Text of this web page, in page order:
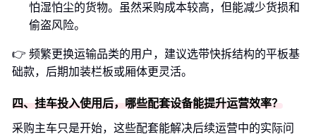
怕湿怕尘的货物。虽然采购成本较高，但能减少货损和
偷盗风险。
👉 频繁更换运输品类的用户，建议选带快拆结构的平板基
础款，后期加装栏板或厢体更灵活。
四、挂车投入使用后，哪些配套设备能提升运营效率？
采购主车只是开始，这些配套能解决后续运营中的实际问